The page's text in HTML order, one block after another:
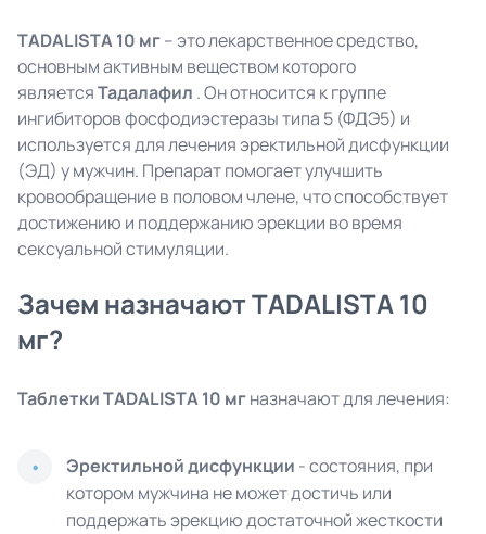
TADALISTA 10 мг– это лекарственное средство,
основным активным веществом которого
являетсяТадалафил . Он относится к группе
ингибиторов фосфодиэстеразы типа 5 (ФДЭ5) и
используется для лечения эректильной дисфункции
(ЭД) у мужчин. Препарат помогает улучшить
кровообращение в половом члене, что способствует
достижению и поддержанию эрекции во время
сексуальной стимуляции.
Зачем назначают TADALISTA 10
мг?
Таблетки TADALISTA 10 мгназначают для лечения:
Эректильной дисфункции - состояния, при
котором мужчина не может достичь или
поддержать эрекцию достаточной жесткости